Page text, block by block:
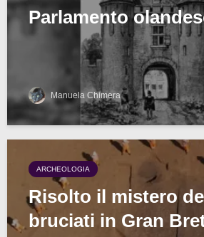
Parlamento
Manuela Chimera
ARCHEOLOGIA
Risolto il mistero
bruciati in Gran